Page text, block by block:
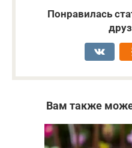
Понравилась
Вам также